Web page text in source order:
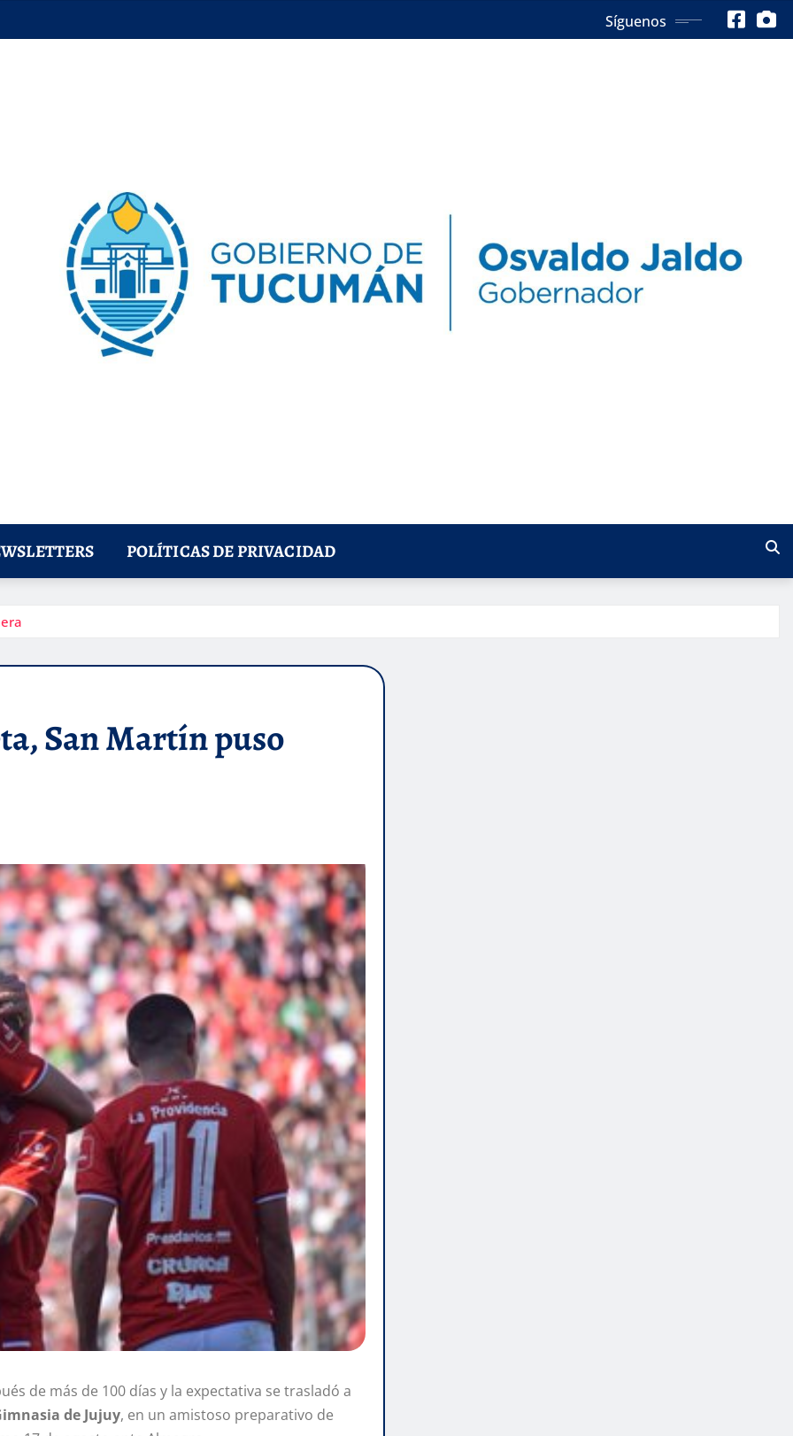
Síguenos
POLÍTICAS DE PRIVACIDAD
San Martín puso
de más de 100 días y la expectativa se trasladó a
de Jujuy, en un amistoso preparativo de